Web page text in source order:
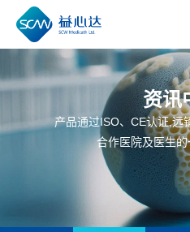
资讯
产品通过ISO、CE认证,远
合作医院及医生